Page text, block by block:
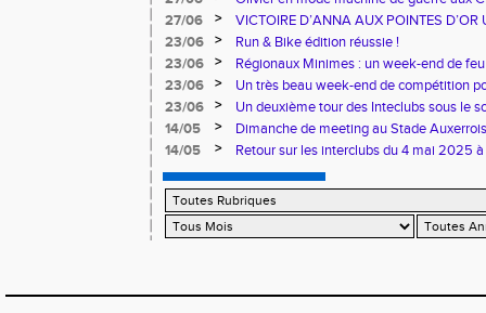
Master
27/06 >
VICTOIRE D’ANNA AUX POINTES D’OR
23/06
>
Run & Bike édition réussie !
23/06
>
Régionaux Minimes : un week-end de
23/06
>
Un très beau week-end de compétition
23/06
>
Un deuxième tour des Inteclubs sous le
14/05
>
Dimanche de meeting au Stade Auxerrois
14/05
> Retour sur les interclubs du 4 mai 2025